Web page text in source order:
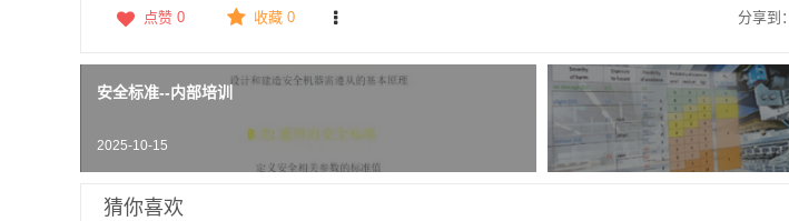
点赞 0 收藏 0 分享到：
安全标准--内部培训
2025-10-15
猜你喜欢